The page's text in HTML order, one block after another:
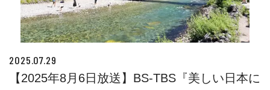
2025.07.29
【2025年8月6日放送】BS-TBS『美しい日本に